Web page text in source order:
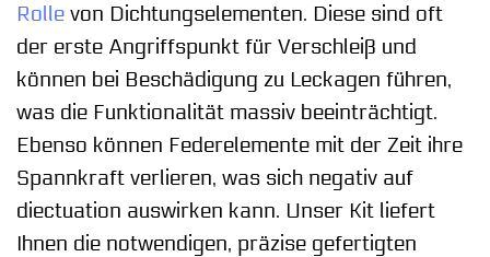
Rolle von Dichtungselementen. Diese sind oft
der erste Angriffspunkt für Verschleiß und
können bei Beschädigung zu Leckagen führen,
was die Funktionalität massiv beeinträchtigt.
Ebenso können Federelemente mit der Zeit ihre
Spannkraft verlieren, was sich negativ auf
diectuation auswirken kann. Unser Kit liefert
Ihnen die notwendigen, präzise gefertigten